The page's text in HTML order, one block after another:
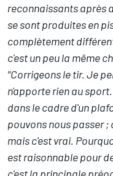
reconnaissants après
se sont produites en
complètement
c'est un peu la même
"Corrigeons le tir. Je
n'apporte rien au
dans le cadre d'un
pouvons nous passer
mais c'est vrai.
est raisonnable pour